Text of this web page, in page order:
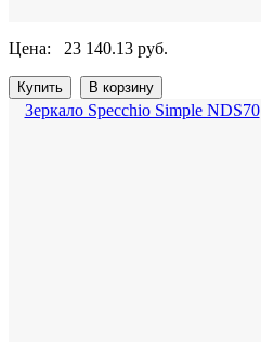
Цена: 23 140.13 руб.
Зеркало Specchio Simple NDS70